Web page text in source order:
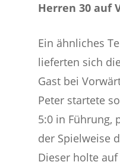
Herren 30 auf
Ein ähnliches
lieferten sich
Gast bei
Peter startete
5:0 in Führung,
der Spielweise
Dieser holte